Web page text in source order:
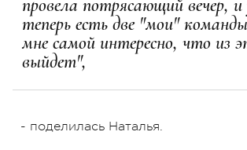
провела потрясающий вечер,
теперь есть две "мои"
мне самой интересно, что из
выйдет",
- поделилась Наталья.